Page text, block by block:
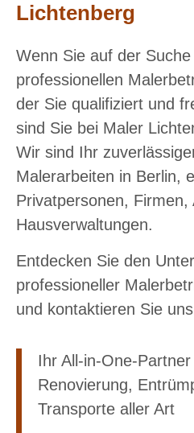
Lichtenberg
Wenn Sie auf der
professionellen
der Sie qualifiziert und
sind Sie bei Maler
Wir sind Ihr
Malerarbeiten in Berlin,
Privatpersonen,
Hausverwaltungen.
Entdecken Sie den
professioneller
und kontaktieren Sie
Ihr All-in-One-
Renovierung,
Transporte aller Art